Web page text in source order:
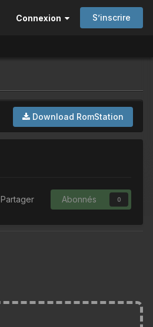
Connexion S’inscrire
Download RomStation
Partager Abonnés 0